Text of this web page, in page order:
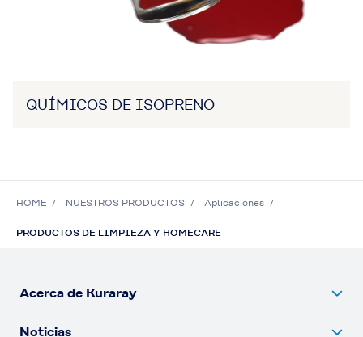
QUÍMICOS DE ISOPRENO
HOME NUESTROS PRODUCTOS Aplicaciones
PRODUCTOS DE LIMPIEZA Y HOMECARE
Acerca de Kuraray
Noticias